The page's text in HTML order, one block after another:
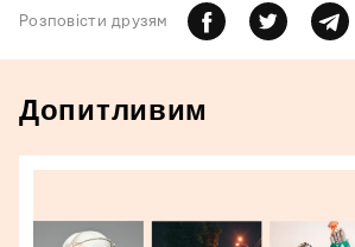
Розповiсти друзям
Допитливим